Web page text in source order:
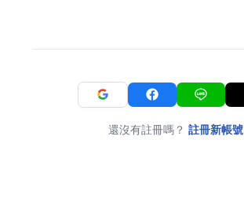
還沒有註冊嗎？ 註冊新帳號